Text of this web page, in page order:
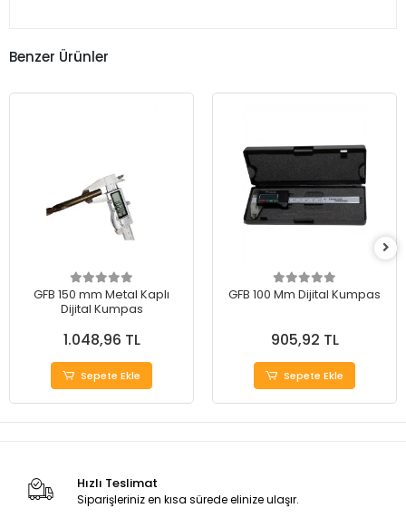
Benzer Ürünler
GFB 150 mm Metal Kaplı
Dijital Kumpas
1.048,96 TL
Sepete Ekle
GFB 100 Mm Dijital Kumpas
905,92 TL
Sepete Ekle
Hızlı Teslimat
Siparişleriniz en kısa sürede elinize ulaşır.